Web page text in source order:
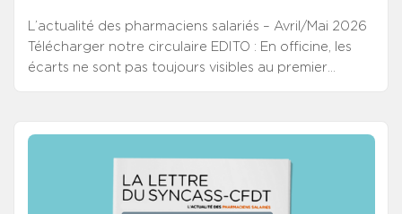
L’actualité des pharmaciens salariés – Avril/Mai 2026
Télécharger notre circulaire EDITO : En officine, les
écarts ne sont pas toujours visibles au premier